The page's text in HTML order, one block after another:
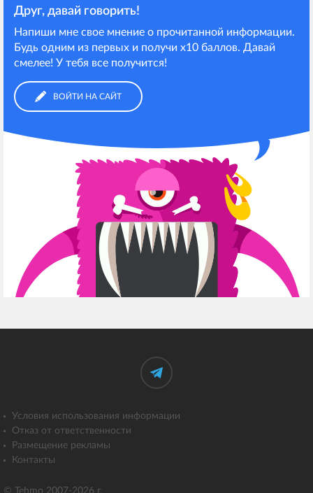
Друг, давай говорить!
Напиши мне свое мнение о прочитанной информации.
Будь одним из первых и получи х10 баллов. Давай
смелее! У тебя все получится!
ВОЙТИ НА САЙТ
Условия использования информации
Отказ от ответственности
Размещение рекламы
Контакты